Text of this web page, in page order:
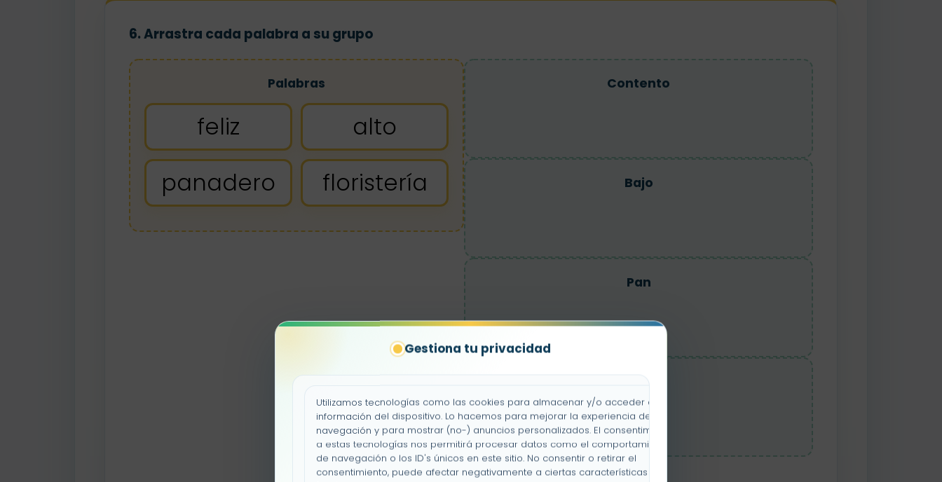
Gestiona tu privacidad
Utilizamos tecnologías como las cookies para almacenar y/o acceder a la
información del dispositivo. Lo hacemos para mejorar la experiencia de
navegación y para mostrar (no-) anuncios personalizados. El consentimiento
a estas tecnologías nos permitirá procesar datos como el comportamiento
de navegación o los ID's únicos en este sitio. No consentir o retirar el
consentimiento, puede afectar negativamente a ciertas características y
6. Arrastra cada palabra a su grupo
Palabras
feliz
alto
panadero
floristería
Contento
Bajo
Pan
Flor